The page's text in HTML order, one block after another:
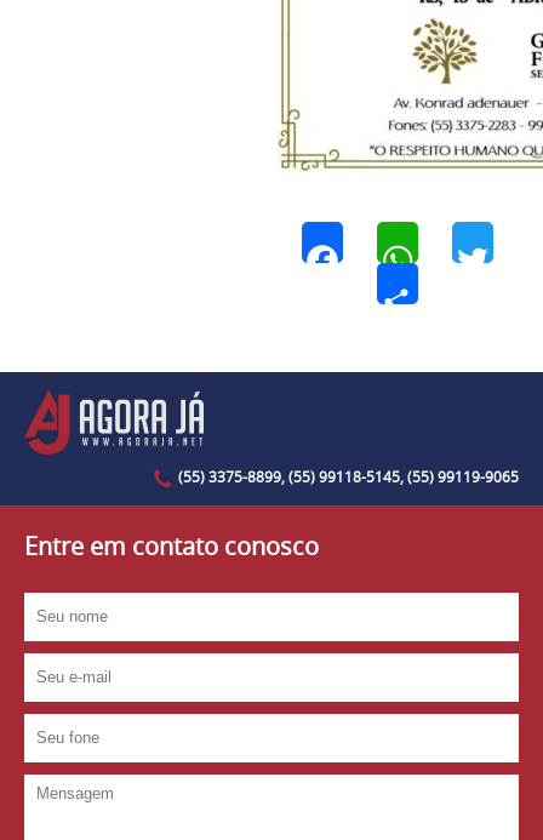
Facebook WhatsApp
(55) 3375-8899, (55) 99118-5145, (55) 99119-9065
Entre em contato conosco